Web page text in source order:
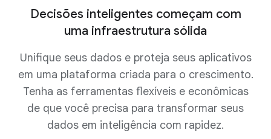
Decisões inteligentes começam com
uma infraestrutura sólida
Unifique seus dados e proteja seus aplicativos
em uma plataforma criada para o crescimento.
Tenha as ferramentas flexíveis e econômicas
de que você precisa para transformar seus
dados em inteligência com rapidez.